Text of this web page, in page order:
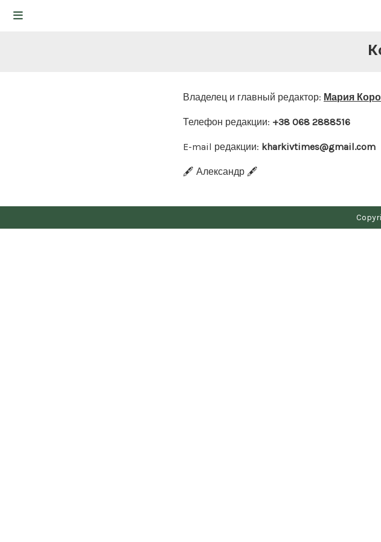
Владелец и главный редактор: Мария
Телефон редакции: +38 068 2888516
E-mail редакции: kharkivtimes@gmail.com
🖋️ Александр 🖋️